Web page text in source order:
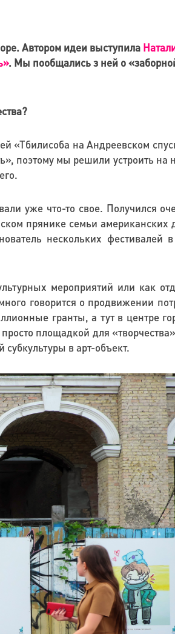
Автором идеи выступила
. Мы пообщались з ней о
«Тбилисоба на Андреевском
поэтому мы решили устроить на
уже что-то свое. Получился
прянике семьи американских
нескольких фестивалей
мероприятий или как
говорится о продвижении
гранты, а тут в центре
площадкой для
в арт-объект.